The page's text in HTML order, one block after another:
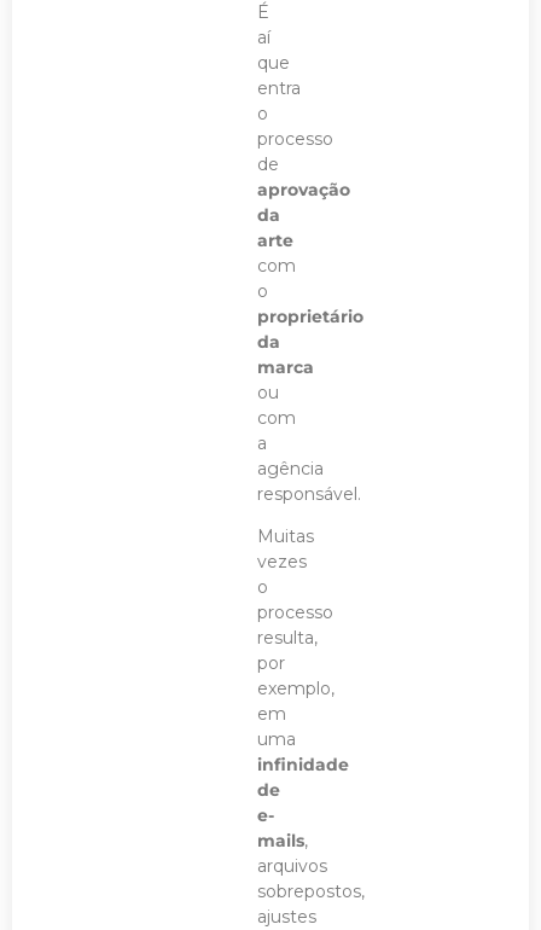
É
aí
que
entra
o
processo
de
aprovação
da
arte
com
o
proprietário
da
marca
ou
com
a
agência
responsável.
Muitas
vezes
o
processo
resulta,
por
exemplo,
em
uma
infinidade
de
e-
mails,
arquivos
sobrepostos,
ajustes